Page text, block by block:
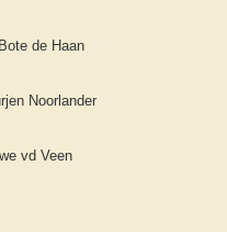
de Haan
Noorlander
vd Veen